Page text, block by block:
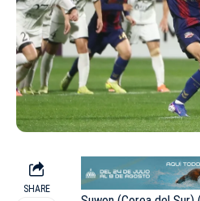
SHARE